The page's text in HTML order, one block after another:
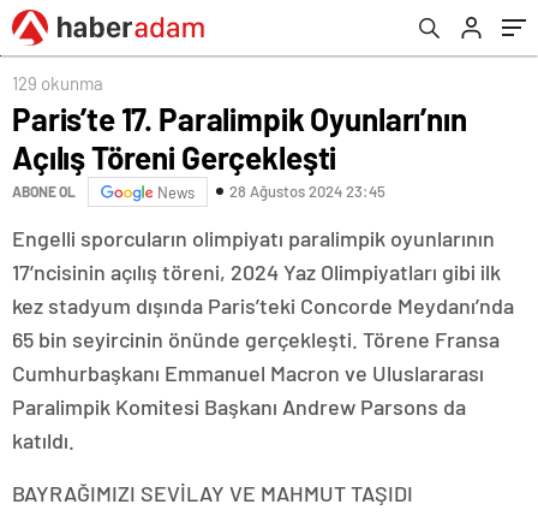
129 okunma
Paris’te 17. Paralimpik Oyunları’nın
Açılış Töreni Gerçekleşti
ABONE OL News 28 Ağustos 2024 23:45
Engelli sporcuların olimpiyatı paralimpik oyunlarının
17’ncisinin açılış töreni, 2024 Yaz Olimpiyatları gibi ilk
kez stadyum dışında Paris’teki Concorde Meydanı’nda
65 bin seyircinin önünde gerçekleşti. Törene Fransa
Cumhurbaşkanı Emmanuel Macron ve Uluslararası
Paralimpik Komitesi Başkanı Andrew Parsons da
katıldı.
BAYRAĞIMIZI SEVİLAY VE MAHMUT TAŞIDI